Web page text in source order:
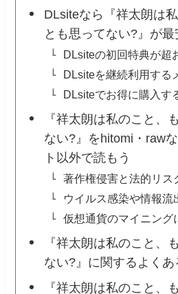
DLsiteなら『祥太朗は
とも思ってない?』が最
DLsiteの初回特典が超
DLsiteを継続利用する
DLsiteでお得に購入す
『祥太朗は私のこと、
ない?』をhitomi・raw
ト以外で読もう
著作権侵害と法的リス
ウイルス感染や情報流
仮想通貨のマイニング
『祥太朗は私のこと、
ない?』に関するよくあ
『祥太朗は私のこと、